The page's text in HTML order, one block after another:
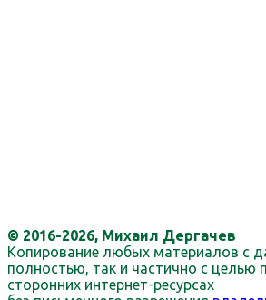
© 2016-2026, Михаил Дергачев
Копирование любых материалов с
полностью, так и частично с целью
сторонних интернет-ресурсах